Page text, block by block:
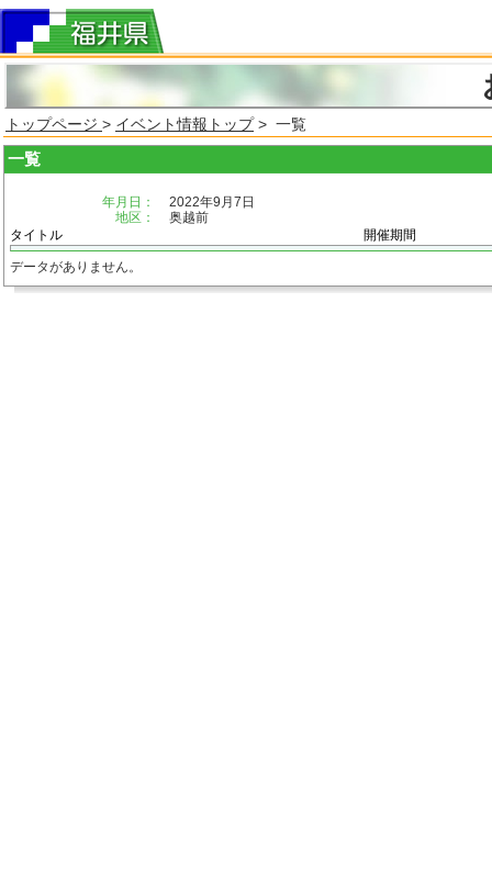
トップページ > イベント情報トップ> 一覧
一覧
年月日：
2022年9月7日
地区：
奥越前
タイトル
開催期間
データがありません。